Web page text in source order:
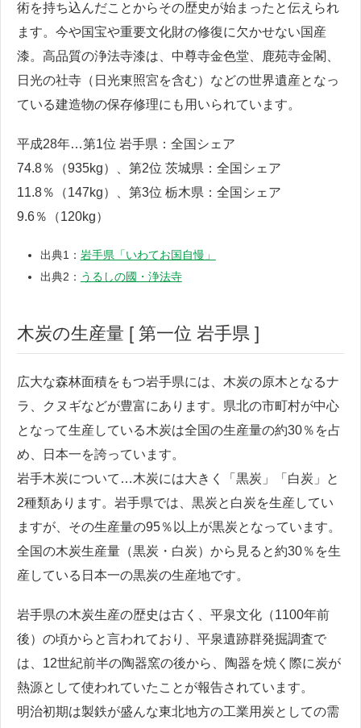
術を持ち込んだことからその歴史が始まったと伝えられ
ます。今や国宝や重要文化財の修復に欠かせない国産
漆。高品質の浄法寺漆は、中尊寺金色堂、鹿苑寺金閣、
日光の社寺（日光東照宮を含む）などの世界遺産となっ
ている建造物の保存修理にも用いられています。
平成28年…第1位 岩手県：全国シェア
74.8％（935kg）、第2位 茨城県：全国シェア
11.8％（147kg）、第3位 栃木県：全国シェア
9.6％（120kg）
出典1： 岩手県「いわてお国自慢」
出典2： うるしの國・浄法寺
木炭の生産量 [ 第一位 岩手県 ]
広大な森林面積をもつ岩手県には、木炭の原木となるナ
ラ、クヌギなどが豊富にあります。県北の市町村が中心
となって生産している木炭は全国の生産量の約30％を占
め、日本一を誇っています。
岩手木炭について…木炭には大きく「黒炭」「白炭」と
2種類あります。岩手県では、黒炭と白炭を生産してい
ますが、その生産量の95％以上が黒炭となっています。
全国の木炭生産量（黒炭・白炭）から見ると約30％を生
産している日本一の黒炭の生産地です。
岩手県の木炭生産の歴史は古く、平泉文化（1100年前
後）の頃からと言われており、平泉遺跡群発掘調査で
は、12世紀前半の陶器窯の後から、陶器を焼く際に炭が
熱源として使われていたことが報告されています。
明治初期は製鉄が盛んな東北地方の工業用炭としての需